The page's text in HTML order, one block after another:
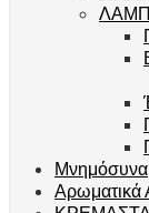
Μνημόσυνα
Αρωματικά